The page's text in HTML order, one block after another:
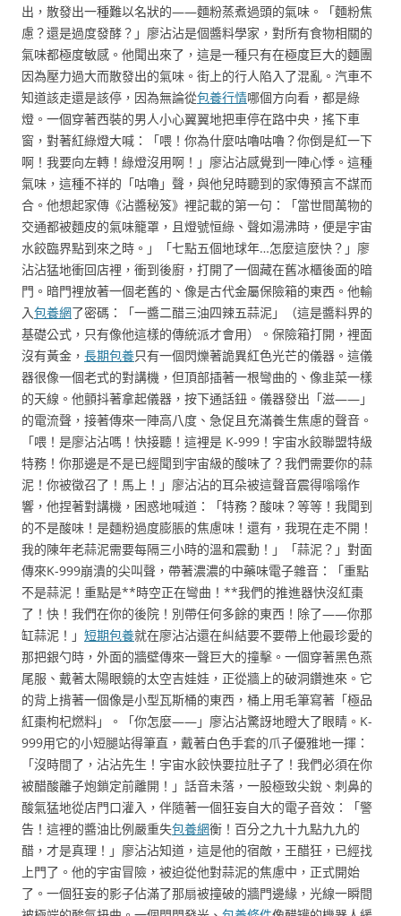
出，散發出一種難以名狀的——麵粉蒸煮過頭的氣味。「麵粉焦
慮？還是過度發酵？」廖沾沾是個醬料學家，對所有食物相關的
氣味都極度敏感。他聞出來了，這是一種只有在極度巨大的麵團
因為壓力過大而散發出的氣味。街上的行人陷入了混亂。汽車不
知道該走還是該停，因為無論從包養行情哪個方向看，都是綠
燈。一個穿著西裝的男人小心翼翼地把車停在路中央，搖下車
窗，對著紅綠燈大喊：「喂！你為什麼咕嚕咕嚕？你倒是紅一下
啊！我要向左轉！綠燈沒用啊！」廖沾沾感覺到一陣心悸。這種
氣味，這種不祥的「咕嚕」聲，與他兒時聽到的家傳預言不謀而
合。他想起家傳《沾醬秘笈》裡記載的第一句：「當世間萬物的
交通都被麵皮的氣味籠罩，且燈號恒綠、聲如湯沸時，便是宇宙
水餃臨界點到來之時。」「七點五個地球年…怎麼這麼快？」廖
沾沾猛地衝回店裡，衝到後廚，打開了一個藏在舊冰櫃後面的暗
門。暗門裡放著一個老舊的、像是古代金屬保險箱的東西。他輸
入包養網了密碼：「一醬二醋三油四辣五蒜泥」（這是醬料界的
基礎公式，只有像他這樣的傳統派才會用）。保險箱打開，裡面
沒有黃金， 長期包養只有一個閃爍著詭異紅色光芒的儀器。這儀
器很像一個老式的對講機，但頂部插著一根彎曲的、像韭菜一樣
的天線。他顫抖著拿起儀器，按下通話鈕。儀器發出「滋——」
的電流聲，接著傳來一陣高八度、急促且充滿養生焦慮的聲音。
「喂！是廖沾沾嗎！快接聽！這裡是 K-999！宇宙水餃聯盟特級
特務！你那邊是不是已經聞到宇宙級的酸味了？我們需要你的蒜
泥！你被徵召了！馬上！」廖沾沾的耳朵被這聲音震得嗡嗡作
響，他捏著對講機，困惑地喊道：「特務？酸味？等等！我聞到
的不是酸味！是麵粉過度膨脹的焦慮味！還有，我現在走不開！
我的陳年老蒜泥需要每隔三小時的溫和震動！」「蒜泥？」對面
傳來K-999崩潰的尖叫聲，帶著濃濃的中藥味電子雜音：「重點
不是蒜泥！重點是**時空正在彎曲！**我們的推進器快沒紅棗
了！快！我們在你的後院！別帶任何多餘的東西！除了——你那
缸蒜泥！」 短期包養就在廖沾沾還在糾結要不要帶上他最珍愛的
那把銀勺時，外面的牆壁傳來一聲巨大的撞擊。一個穿著黑色燕
尾服、戴著太陽眼鏡的太空吉娃娃，正從牆上的破洞鑽進來。它
的背上揹著一個像是小型瓦斯桶的東西，桶上用毛筆寫著「極品
紅棗枸杞燃料」。「你怎麼——」廖沾沾驚訝地瞪大了眼睛。K-
999用它的小短腿站得筆直，戴著白色手套的爪子優雅地一揮：
「沒時間了，沾沾先生！宇宙水餃快要拉肚子了！我們必須在你
被醋酸離子炮鎖定前離開！」話音未落，一股極致尖銳、刺鼻的
酸氣猛地從店門口灌入，伴隨著一個狂妄自大的電子音效：「警
告！這裡的醬油比例嚴重失包養網衡！百分之九十九點九九的
醋，才是真理！」廖沾沾知道，這是他的宿敵，王醋狂，已經找
上門了。他的宇宙冒險，被迫從他對蒜泥的焦慮中，正式開始
了。一個狂妄的影子佔滿了那扇被撞破的牆門邊緣，光線一瞬間